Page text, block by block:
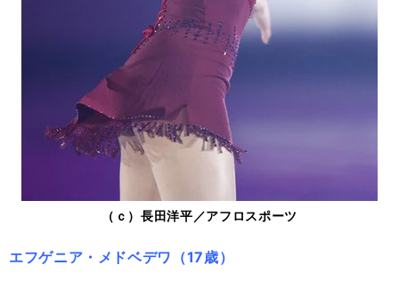
（ｃ）長田洋平／アフロスポーツ
エフゲニア・メドベデワ（17歳）